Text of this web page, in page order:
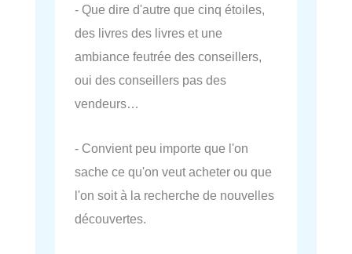
- Que dire d'autre que cinq étoiles,
des livres des livres et une
ambiance feutrée des conseillers,
oui des conseillers pas des
vendeurs…
- Convient peu importe que l'on
sache ce qu'on veut acheter ou que
l'on soit à la recherche de nouvelles
découvertes.